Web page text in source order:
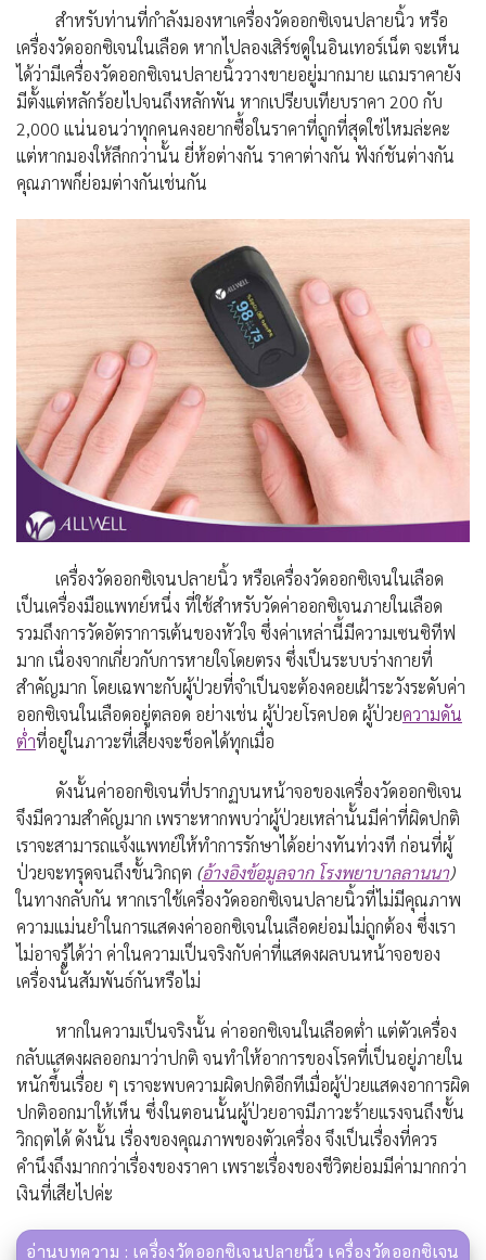
สำหรับท่านที่กำลังมองหาเครื่องวัดออกซิเจนปลายนิ้ว หรือ
เครื่องวัดออกซิเจนในเลือด หากไปลองเสิร์ชดูในอินเทอร์เน็ต จะเห็น
ได้ว่ามีเครื่องวัดออกซิเจนปลายนิ้ววางขายอยู่มากมาย แถมราคายัง
มีตั้งแต่หลักร้อยไปจนถึงหลักพัน หากเปรียบเทียบราคา 200 กับ
2,000 แน่นอนว่าทุกคนคงอยากซื้อในราคาที่ถูกที่สุดใช่ไหมล่ะคะ
แต่หากมองให้ลึกกว่านั้น ยี่ห้อต่างกัน ราคาต่างกัน ฟังก์ชันต่างกัน
คุณภาพก็ย่อมต่างกันเช่นกัน
เครื่องวัดออกซิเจนปลายนิ้ว หรือเครื่องวัดออกซิเจนในเลือด
เป็นเครื่องมือแพทย์หนึ่ง ที่ใช้สำหรับวัดค่าออกซิเจนภายในเลือด
รวมถึงการวัดอัตราการเต้นของหัวใจ ซึ่งค่าเหล่านี้มีความเซนซิทีฟ
มาก เนื่องจากเกี่ยวกับการหายใจโดยตรง ซึ่งเป็นระบบร่างกายที่
สำคัญมาก โดยเฉพาะกับผู้ป่วยที่จำเป็นจะต้องคอยเฝ้าระวังระดับค่า
ออกซิเจนในเลือดอยู่ตลอด อย่างเช่น ผู้ป่วยโรคปอด ผู้ป่วยความดัน
ต่ำที่อยู่ในภาวะที่เสี่ยงจะช็อคได้ทุกเมื่อ
ดังนั้นค่าออกซิเจนที่ปรากฏบนหน้าจอของเครื่องวัดออกซิเจน
จึงมีความสำคัญมาก เพราะหากพบว่าผู้ป่วยเหล่านั้นมีค่าที่ผิดปกติ
เราจะสามารถแจ้งแพทย์ให้ทำการรักษาได้อย่างทันท่วงที ก่อนที่ผู้
ป่วยจะทรุดจนถึงขั้นวิกฤต (อ้างอิงข้อมูลจาก โรงพยาบาลลานนา)
ในทางกลับกัน หากเราใช้เครื่องวัดออกซิเจนปลายนิ้วที่ไม่มีคุณภาพ
ความแม่นยำในการแสดงค่าออกซิเจนในเลือดย่อมไม่ถูกต้อง ซึ่งเรา
ไม่อาจรู้ได้ว่า ค่าในความเป็นจริงกับค่าที่แสดงผลบนหน้าจอของ
เครื่องนั้นสัมพันธ์กันหรือไม่
หากในความเป็นจริงนั้น ค่าออกซิเจนในเลือดต่ำ แต่ตัวเครื่อง
กลับแสดงผลออกมาว่าปกติ จนทำให้อาการของโรคที่เป็นอยู่ภายใน
หนักขึ้นเรื่อย ๆ เราจะพบความผิดปกติอีกทีเมื่อผู้ป่วยแสดงอาการผิด
ปกติออกมาให้เห็น ซึ่งในตอนนั้นผู้ป่วยอาจมีภาวะร้ายแรงจนถึงขั้น
วิกฤตได้ ดังนั้น เรื่องของคุณภาพของตัวเครื่อง จึงเป็นเรื่องที่ควร
คำนึงถึงมากกว่าเรื่องของราคา เพราะเรื่องของชีวิตย่อมมีค่ามากกว่า
เงินที่เสียไปค่ะ
อ่านบทความ : เครื่องวัดออกซิเจนปลายนิ้ว เครื่องวัดออกซิเจน